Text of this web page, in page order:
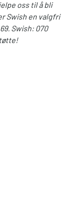
oss til å bli
Swish en valgfri
Swish: 070